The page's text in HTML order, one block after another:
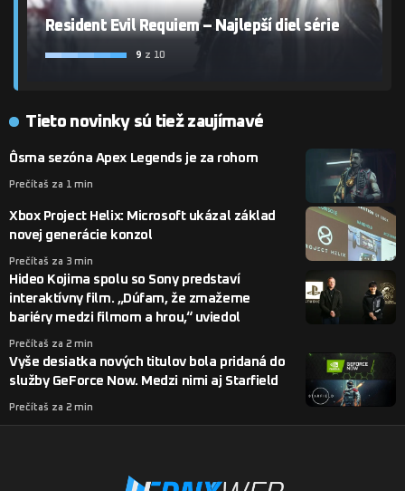
Resident Evil Requiem – Najlepší diel série
9 z 10
Tieto novinky sú tiež zaujímavé
Ôsma sezóna Apex Legends je za rohom
Prečítaš za 1 min
Xbox Project Helix: Microsoft ukázal základ
novej generácie konzol
Prečítaš za 3 min
Hideo Kojima spolu so Sony predstaví
interaktívny film. „Dúfam, že zmažeme
bariéry medzi filmom a hrou,“ uviedol
Prečítaš za 2 min
Vyše desiatka nových titulov bola pridaná do
služby GeForce Now. Medzi nimi aj Starfield
Prečítaš za 2 min